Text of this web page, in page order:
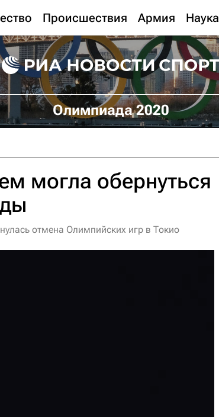
Происшествия Армия Наука
Олимпиада 2020
могла обернуться
отмена Олимпийских игр в Токио